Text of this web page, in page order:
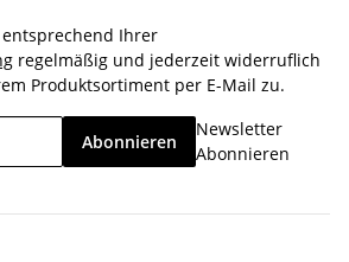
Ihrer
regelmäßig und jederzeit widerruflich
Produktsortiment per E-Mail zu.
Abonnieren
Newsletter
Abonnieren